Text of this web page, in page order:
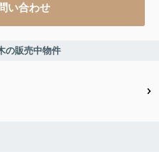
い合わせ
の販売中物件